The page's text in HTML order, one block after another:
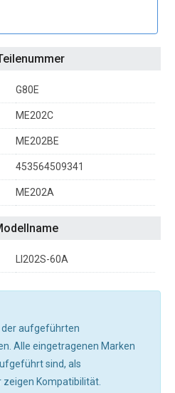
G80E
ME202C
ME202BE
453564509341
ME202A
LI202S-60A
der aufgeführten
Alle eingetragenen Marken
sind, als
Kompatibilität.